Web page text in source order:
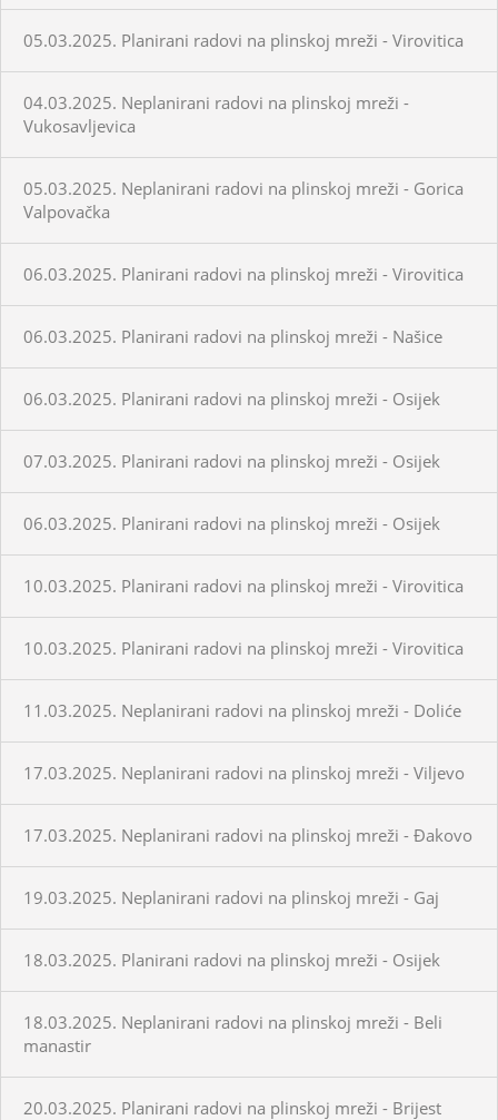
05.03.2025. Planirani radovi na plinskoj mreži - Virovitica
04.03.2025. Neplanirani radovi na plinskoj mreži -
Vukosavljevica
05.03.2025. Neplanirani radovi na plinskoj mreži - Gorica
Valpovačka
06.03.2025. Planirani radovi na plinskoj mreži - Virovitica
06.03.2025. Planirani radovi na plinskoj mreži - Našice
06.03.2025. Planirani radovi na plinskoj mreži - Osijek
07.03.2025. Planirani radovi na plinskoj mreži - Osijek
06.03.2025. Planirani radovi na plinskoj mreži - Osijek
10.03.2025. Planirani radovi na plinskoj mreži - Virovitica
10.03.2025. Planirani radovi na plinskoj mreži - Virovitica
11.03.2025. Neplanirani radovi na plinskoj mreži - Doliće
17.03.2025. Neplanirani radovi na plinskoj mreži - Viljevo
17.03.2025. Neplanirani radovi na plinskoj mreži - Đakovo
19.03.2025. Neplanirani radovi na plinskoj mreži - Gaj
18.03.2025. Planirani radovi na plinskoj mreži - Osijek
18.03.2025. Neplanirani radovi na plinskoj mreži - Beli
manastir
20.03.2025. Planirani radovi na plinskoj mreži - Brijest